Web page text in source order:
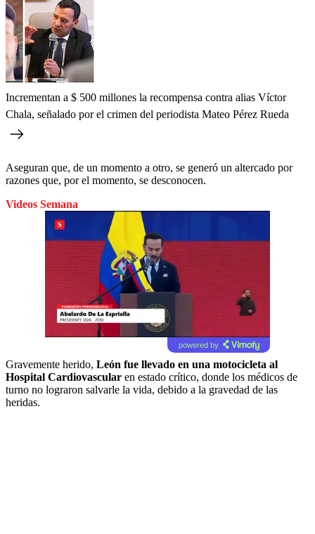
Incrementan a $ 500 millones la recompensa contra alias Víctor
Chala, señalado por el crimen del periodista Mateo Pérez Rueda
Aseguran que, de un momento a otro, se generó un altercado por
razones que, por el momento, se desconocen.
Videos Semana
powered by
Gravemente herido, León fue llevado en una motocicleta al
Hospital Cardiovascular en estado crítico, donde los médicos de
turno no lograron salvarle la vida, debido a la gravedad de las
heridas.